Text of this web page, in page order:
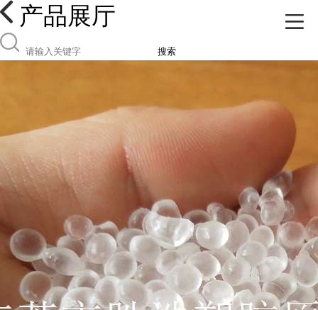
产品展厅
搜索